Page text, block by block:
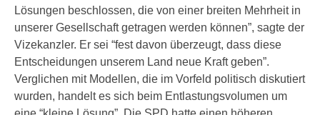
Lösungen beschlossen, die von einer breiten Mehrheit in
unserer Gesellschaft getragen werden können”, sagte der
Vizekanzler. Er sei “fest davon überzeugt, dass diese
Entscheidungen unserem Land neue Kraft geben”.
Verglichen mit Modellen, die im Vorfeld politisch diskutiert
wurden, handelt es sich beim Entlastungsvolumen um